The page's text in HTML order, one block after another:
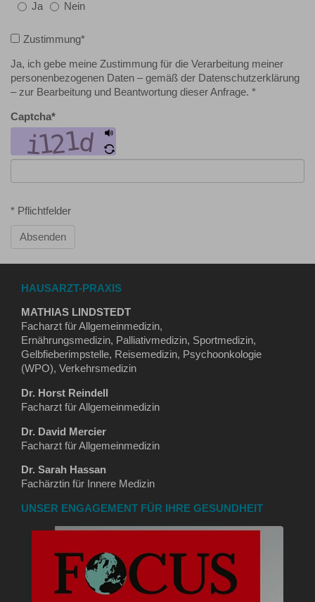
Ja Nein
Zustimmung*
Ja, ich gebe meine Zustimmung für die Verarbeitung meiner
personenbezogenen Daten – gemäß der Datenschutzerklärung
– zur Bearbeitung und Beantwortung dieser Anfrage. *
Captcha*
* Pflichtfelder
Absenden
HAUSARZT-PRAXIS
MATHIAS LINDSTEDT
Facharzt für Allgemeinmedizin,
Ernährungsmedizin, Palliativmedizin, Sportmedizin,
Gelbfieberimpstelle, Reisemedizin, Psychoonkologie
(WPO), Verkehrsmedizin
Dr. Horst Reindell
Facharzt für Allgemeinmedizin
Dr. David Mercier
Facharzt für Allgemeinmedizin
Dr. Sarah Hassan
Fachärztin für Innere Medizin
UNSER ENGAGEMENT FÜR IHRE GESUNDHEIT